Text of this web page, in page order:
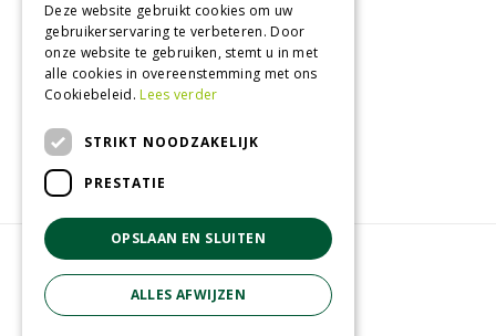
Informatie
Over ons
Algemene voorwaarden
Verzend- en retourregeling
© GroenRijk Raalte
Green Solutions
Tuincentrum Overzicht
Deze website gebruikt cookies om uw
gebruikerservaring te verbeteren. Door
onze website te gebruiken, stemt u in met
alle cookies in overeenstemming met ons
Cookiebeleid.Lees verder
STRIKT NOODZAKELIJK
PRESTATIE
OPSLAAN EN SLUITEN
ALLES AFWIJZEN